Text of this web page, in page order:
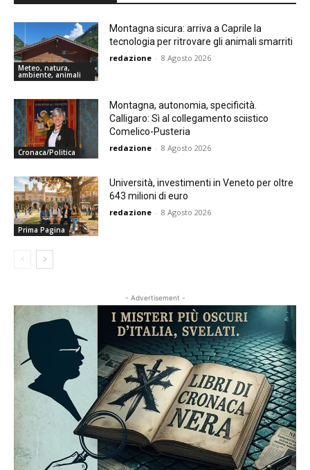
Meteo, natura,
ambiente, animali
Montagna sicura: arriva a Caprile la
tecnologia per ritrovare gli animali smarriti
redazione - 8 Agosto 2026
Cronaca/Politica
Montagna, autonomia, specificità.
Calligaro: Sì al collegamento sciistico
Comelico-Pusteria
redazione - 8 Agosto 2026
Prima Pagina
Università, investimenti in Veneto per oltre
643 milioni di euro
redazione - 8 Agosto 2026
- Advertisement -